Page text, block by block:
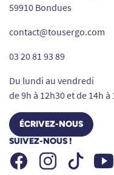
59910 Bondues
contact@tousergo.com
03 20 81 93 89
Du lundi au vendredi
de 9h à 12h30 et de 14h à
ÉCRIVEZ-NOUS
SUIVEZ-NOUS !
FacebookInstagramTiktok